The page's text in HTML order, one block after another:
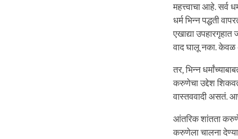
महत्त्वाचा आहे. सर्व
धर्म भिन्न पद्धती
एखाद्या उपहारगृहात
वाद घालू नका.
तर, भिन्न
करुणेचा उद्देश
वास्तववादी असतं.
आंतरिक शांतता
करुणेला चालना